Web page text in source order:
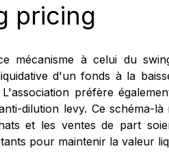
pricing
mécanisme à celui du
d'un fonds à la
préfère
dilution levy. Ce schéma-
et les ventes de part
pour maintenir la valeur